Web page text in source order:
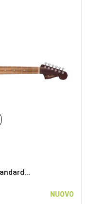
NUOVO